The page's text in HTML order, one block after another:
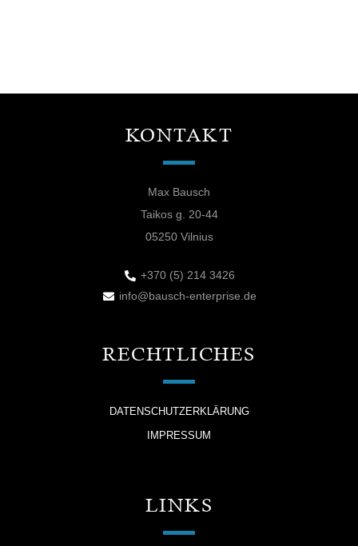
KONTAKT
Max Bausch
Taikos g. 20-44
05250 Vilnius
+370 (5) 214 3426
info@bausch-enterprise.de
RECHTLICHES
DATENSCHUTZERKLÄRUNG
IMPRESSUM
LINKS